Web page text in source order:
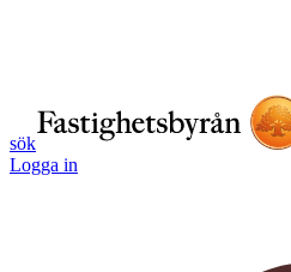
sök
Logga in